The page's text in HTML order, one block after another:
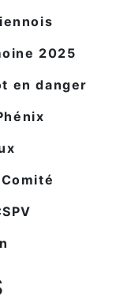
2025
en danger